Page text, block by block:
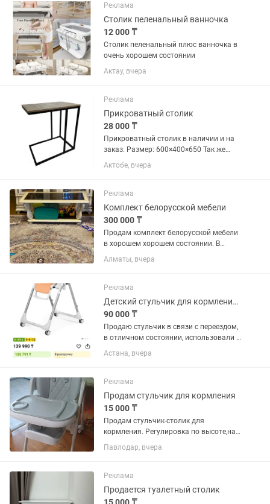
механизмом Push-to-Open (без...
Реклама
Столик пеленальный ванночка
12 000 ₸
Столик пеленальный плюс ванночка в
очень хорошем состоянии
Актау, вчера
Реклама
Прикроватный столик
28 000 ₸
Прикроватный столик в наличии и на
заказ. Размер: 600×400×650 Так же
можем изготовить по вашим
размерам, дизайну и цвету. А так же
Актобе, вчера
Реклама
Комплект белорусской мебели
300 000 ₸
Продам комплект белорусской мебели
в хорошем хорошем состоянии. В
комплект входит: - 2 серванта из
натурального белого дерева -
стекла. Цена: 300.000тг. Обмена...
Алматы, вчера
Реклама
Детский стульчик для кормления от Peg-Perego
90 000 ₸
Продаю стульчик в связи с переездом,
в отличном состоянии, использовали с
6 месяцев. Столик съемный, высота
регулируется, передвигать легко на
много места. Цвет...
Астана, вчера
Реклама
Продам стульчик для кормления
15 000 ₸
Продам стульчик-столик для
кормления. Регулировка по высоте,на
колесиках в идеальном состоянии.Все
вопросы по телефону или .Цена
Павлодар, вчера
Реклама
Продается туалетный столик